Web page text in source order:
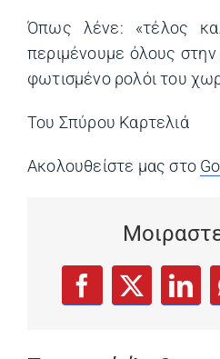
Όπως λένε: «τέλος
περιμένουμε όλους
φωτισμένο ρολόι του
Του Σπύρου Καρτελιά
Ακολουθείστε μας στο
Facebook
(opens in a new
X
(opens in